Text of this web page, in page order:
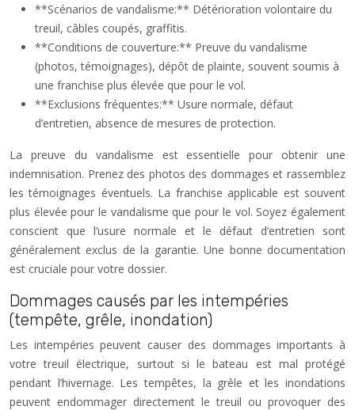
**Scénarios de vandalisme:** Détérioration volontaire du
treuil, câbles coupés, graffitis.
**Conditions de couverture:** Preuve du vandalisme
(photos, témoignages), dépôt de plainte, souvent soumis à
une franchise plus élevée que pour le vol.
**Exclusions fréquentes:** Usure normale, défaut
d’entretien, absence de mesures de protection.
La preuve du vandalisme est essentielle pour obtenir une
indemnisation. Prenez des photos des dommages et rassemblez
les témoignages éventuels. La franchise applicable est souvent
plus élevée pour le vandalisme que pour le vol. Soyez également
conscient que l’usure normale et le défaut d’entretien sont
généralement exclus de la garantie. Une bonne documentation
est cruciale pour votre dossier.
Dommages causés par les intempéries
(tempête, grêle, inondation)
Les intempéries peuvent causer des dommages importants à
votre treuil électrique, surtout si le bateau est mal protégé
pendant l’hivernage. Les tempêtes, la grêle et les inondations
peuvent endommager directement le treuil ou provoquer des